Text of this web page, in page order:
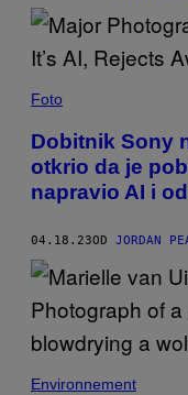
Foto
Dobitnik Sony
otkrio da je
napravio AI i
04.18.23OD JORDAN
Environnement